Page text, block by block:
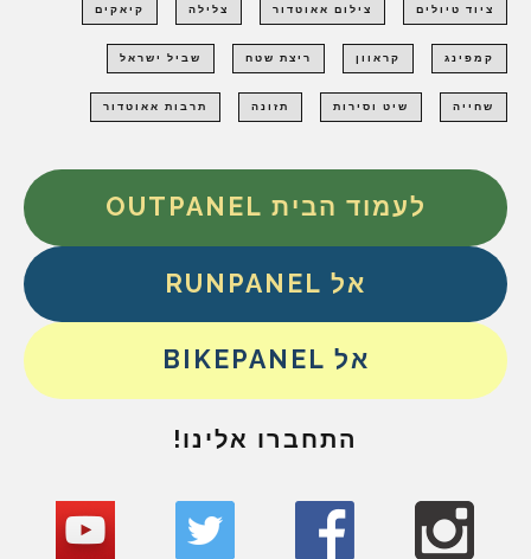
ציוד טיולים צילום אאוטדור צלילה קיאקים
קמפינג קראוון ריצת שטח שביל ישראל
שחייה שיט וסירות תזונה תרבות אאוטדור
לעמוד הבית OUTPANEL
אל RUNPANEL
אל BIKEPANEL
התחברו אלינו!